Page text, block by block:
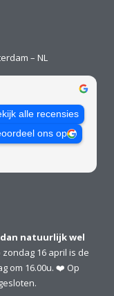
– NL
alle recensies
ons op
natuurlijk wel
16 april is de
om 16.00u. ❤️ Op